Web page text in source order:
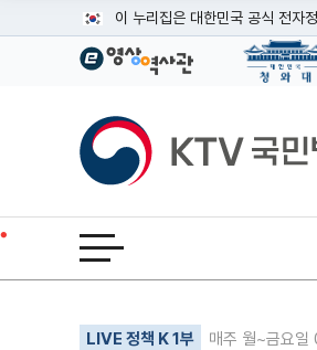
이 누리집은 대한민국 공식 전자
공식 누리집 주소 확인하기
이밖에 or.kr 또는 .kr등 다른 도메
운영중인 공식 누리집보기
KTV국민방송
전체메뉴 열기
LIVE 정책 K 1부 매주 월~금요
기사인쇄
글자확대
글자축소